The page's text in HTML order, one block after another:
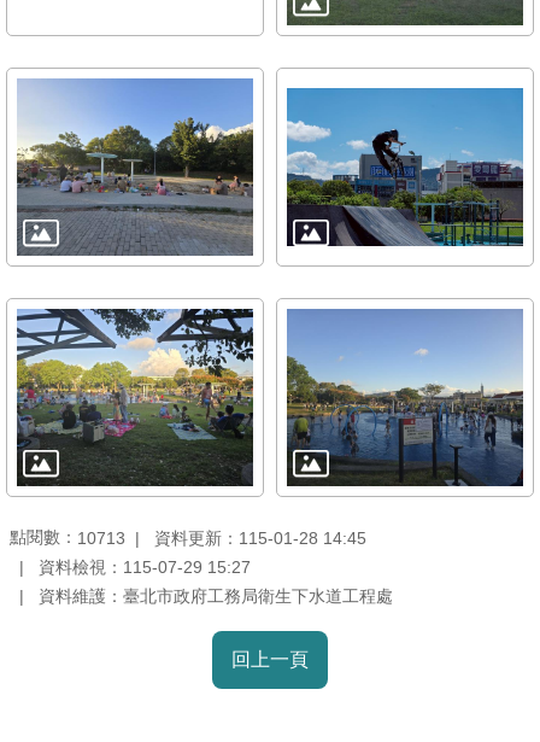
網
料
開
放
宣
隱
私
權
及
資
訊
全
政
策
點閱數： 10713
資料更新：115-01-28 14:45
資料檢視：115-07-29 15:27
資料維護：臺北市政府工務局衛生下水道工程處
回上一頁